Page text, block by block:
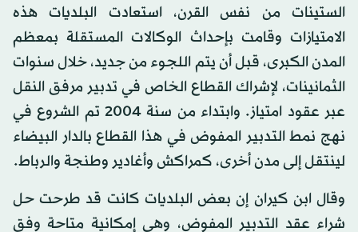
الستينات من نفس القرن، استعادت البلديات هذه
الامتيازات وقامت بإحداث الوكالات المستقلة بمعظم
المدن الكبرى، قبل أن يتم اللجوء من جديد، خلال سنوات
الثمانينات، لإشراك القطاع الخاص في تدبير مرفق النقل
عبر عقود امتياز. وابتداء من سنة 2004 تم الشروع في
نهج نمط التدبير المفوض في هذا القطاع بالدار البيضاء
لينتقل إلى مدن أخرى، كمراكش وأغادير وطنجة والرباط.
وقال ابن كيران إن بعض البلديات كانت قد طرحت حل
شراء عقد التدبير المفوض، وهي إمكانية متاحة وفق